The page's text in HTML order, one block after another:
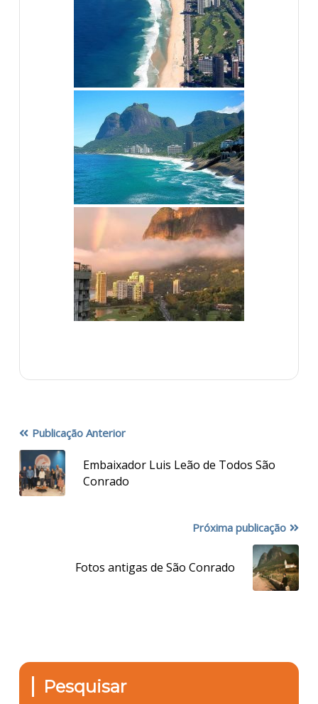
Publicação Anterior
Embaixador Luis Leão de Todos São
Conrado
Próxima publicação
Fotos antigas de São Conrado
Pesquisar